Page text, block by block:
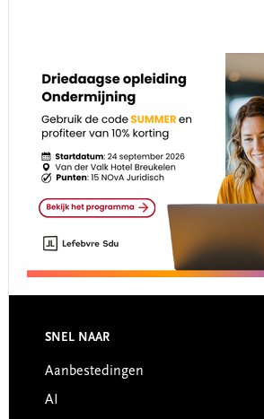
Footer
SNEL NAAR
Aanbestedingen
AI